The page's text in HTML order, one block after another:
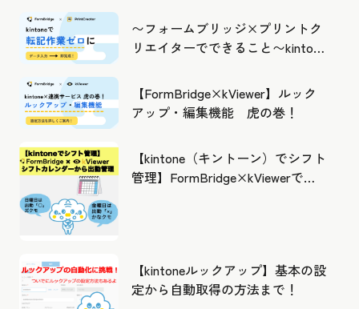
〜フォームブリッジ×プリントク
リエイターでできること〜kintone
【FormBridge×kViewer】ルック
アップ・編集機能 虎の巻！
【kintone（キントーン）でシフト
管理】FormBridge×kViewerで作
【kintoneルックアップ】基本の設
定から自動取得の方法まで！